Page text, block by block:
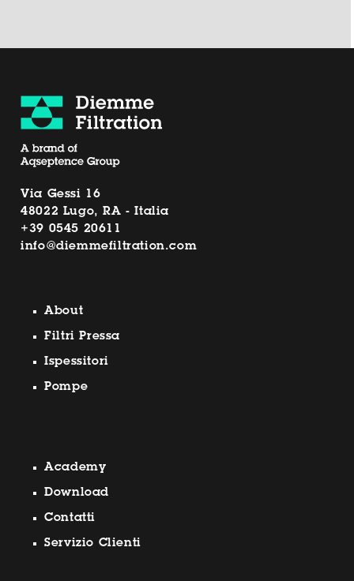
Via Gessi 16
48022 Lugo, RA - Italia
+39 0545 20611
info@diemmefiltration.com
About
Filtri Pressa
Ispessitori
Pompe
Academy
Download
Contatti
Servizio Clienti